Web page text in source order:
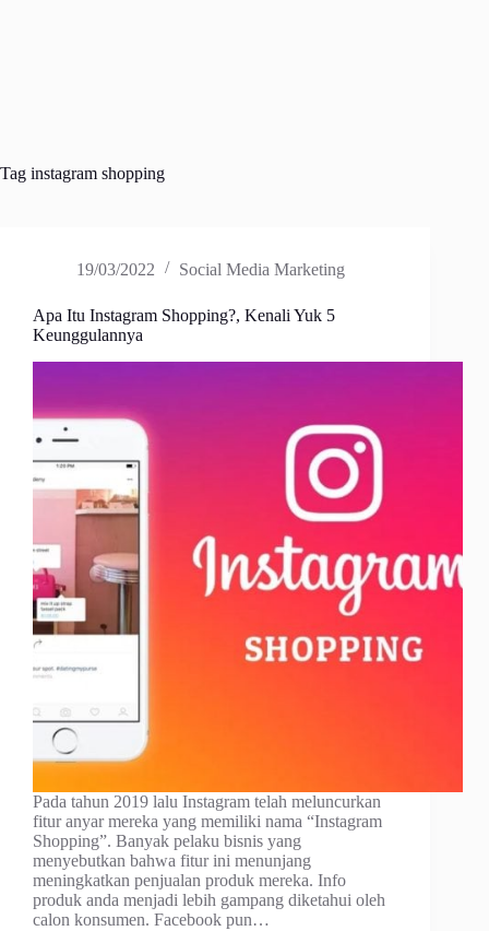
Tag instagram shopping
19/03/2022 Social Media Marketing
Apa Itu Instagram Shopping?, Kenali Yuk 5
Keunggulannya
Pada tahun 2019 lalu Instagram telah meluncurkan
fitur anyar mereka yang memiliki nama “Instagram
Shopping”. Banyak pelaku bisnis yang
menyebutkan bahwa fitur ini menunjang
meningkatkan penjualan produk mereka. Info
produk anda menjadi lebih gampang diketahui oleh
calon konsumen. Facebook pun…